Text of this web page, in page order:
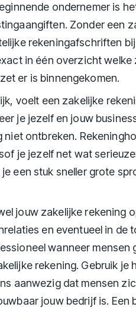
ondernemer is
Zonder een
rekeningafschriften
in één overzicht
er is binnengekomen.
voelt een zakelijke
je jezelf en jouw
niet ontbreken.
je jezelf net wat
een stuk sneller grote
jouw zakelijke rekening
en eventueel in de
wanneer mensen
rekening. Gebruik je
aanwezig dat mensen
jouw bedrijf is. Een